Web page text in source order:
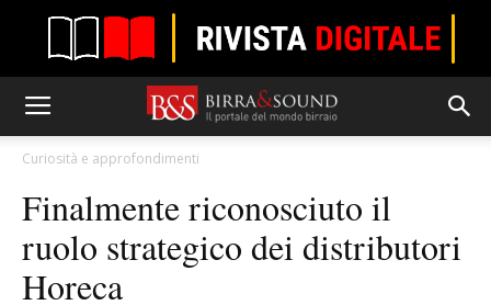
Curiosità e approfondimenti
Finalmente riconosciuto il
ruolo strategico dei distributori
Horeca